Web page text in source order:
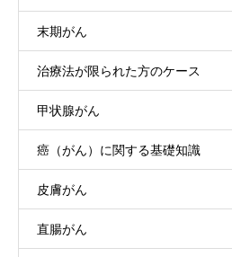
末期がん
治療法が限られた方のケース
甲状腺がん
癌（がん）に関する基礎知識
皮膚がん
直腸がん